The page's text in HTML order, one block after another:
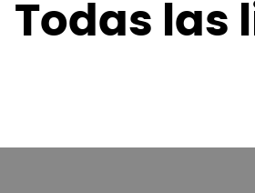
Todas las